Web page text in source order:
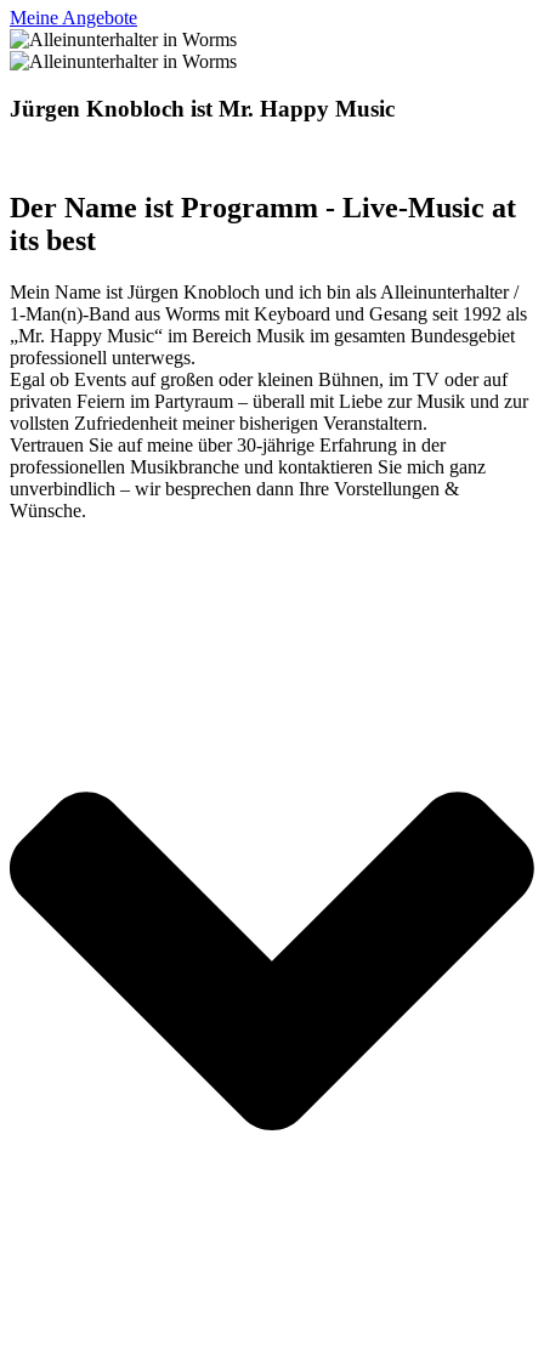
Meine Angebote
Jürgen Knobloch ist Mr. Happy Music
Der Name ist Programm - Live-Music at
its best
Mein Name ist Jürgen Knobloch und ich bin als Alleinunterhalter /
1-Man(n)-Band aus Worms mit Keyboard und Gesang seit 1992 als
„Mr. Happy Music“ im Bereich Musik im gesamten Bundesgebiet
professionell unterwegs.
Egal ob Events auf großen oder kleinen Bühnen, im TV oder auf
privaten Feiern im Partyraum – überall mit Liebe zur Musik und zur
vollsten Zufriedenheit meiner bisherigen Veranstaltern.
Vertrauen Sie auf meine über 30-jährige Erfahrung in der
professionellen Musikbranche und kontaktieren Sie mich ganz
unverbindlich – wir besprechen dann Ihre Vorstellungen &
Wünsche.